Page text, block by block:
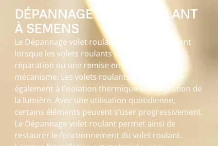
DÉPANNAGE VOLET ROULANT
À SEMENS
Le Dépannage volet roulant à Semens intervient
lorsque les volets roulants nécessitent une
réparation ou une remise en état de leur
mécanisme. Les volets roulants participent
également à l’isolation thermique et à la gestion de
la lumière. Avec une utilisation quotidienne,
certains éléments peuvent s’user progressivement.
Le Dépannage volet roulant permet ainsi de
restaurer le fonctionnement du volet roulant.